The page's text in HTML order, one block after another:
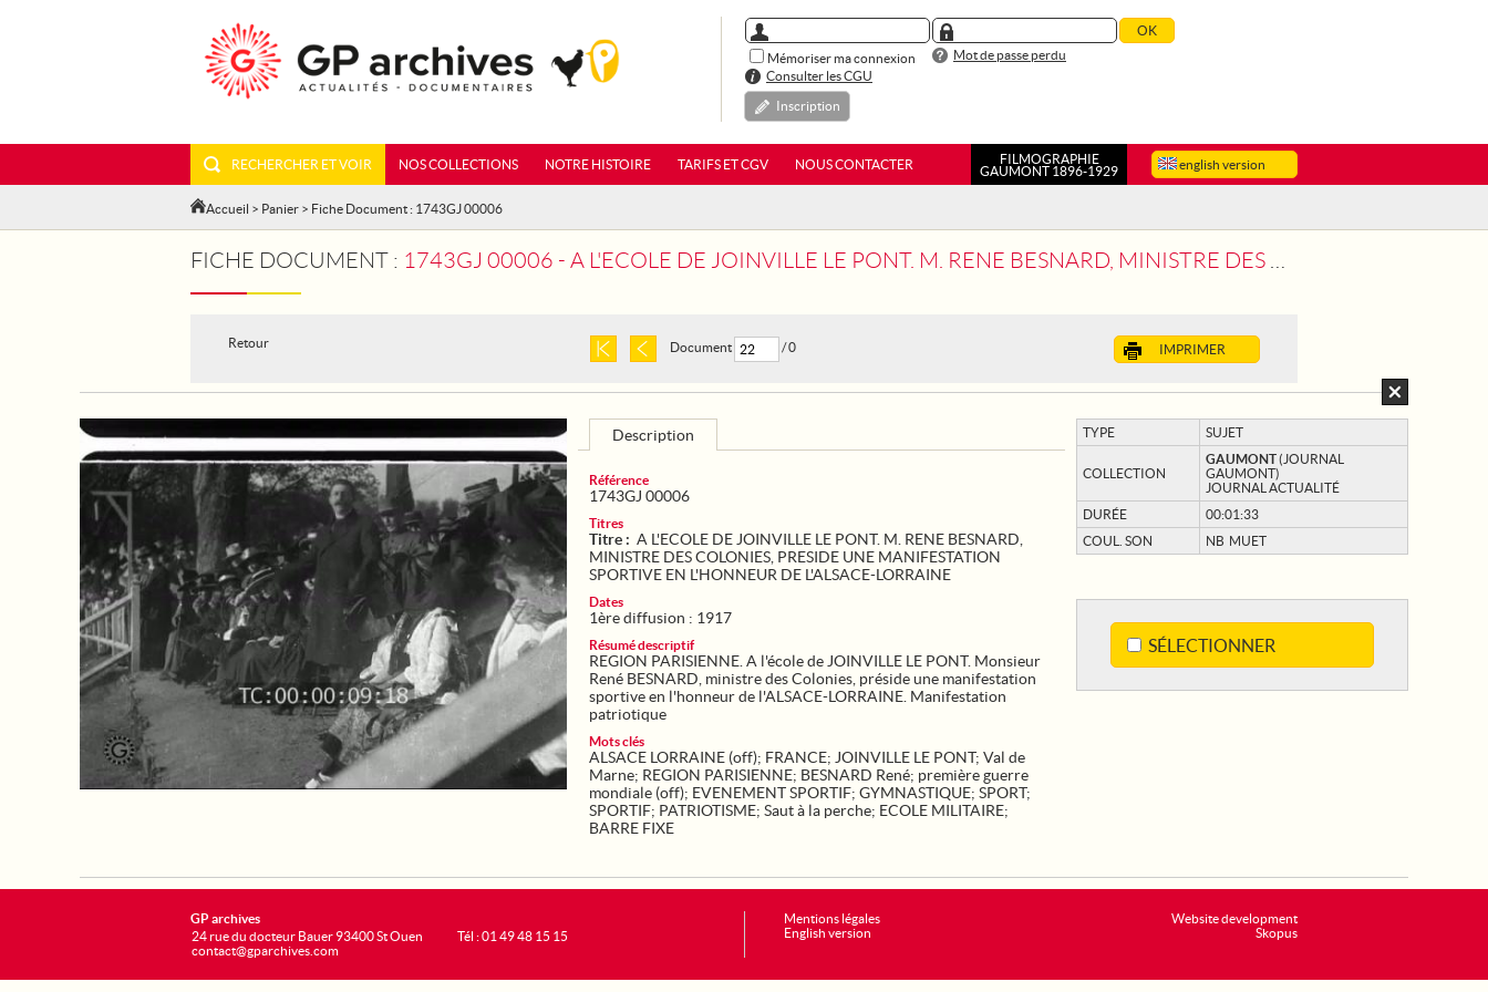
Mémoriser ma connexion
Mot de passe perdu
Consulter les CGU
Inscription
english version
RECHERCHER ET VOIR NOS COLLECTIONS NOTRE HISTOIRE TARIFS ET CGV NOUS CONTACTER
FILMOGRAPHIE
GAUMONT 1896-1929
Accueil > Panier > Fiche Document : 1743GJ 00006
FICHE DOCUMENT : 1743GJ 00006 - A L'ECOLE DE JOINVILLE LE PONT. M. RENE BESNARD, MINISTRE DES COLONIES, PRESIDE UNE MANIFESTATION SPORTIVE EN L'HONNEUR DE L'ALSACE-LORRAINE
Retour IMPRIMER
Document / 0
TYPE SUJET
COLLECTION
GAUMONT(JOURNAL
GAUMONT)
JOURNAL ACTUALITÉ
DURÉE
00:01:33
COUL. SON
NB MUET
SÉLECTIONNER
Description
Référence
1743GJ 00006
Titres
Titre : A L'ECOLE DE JOINVILLE LE PONT. M. RENE BESNARD,
MINISTRE DES COLONIES, PRESIDE UNE MANIFESTATION
SPORTIVE EN L'HONNEUR DE L'ALSACE-LORRAINE
Dates
1ère diffusion : 1917
Résumé descriptif
REGION PARISIENNE. A l'école de JOINVILLE LE PONT. Monsieur
René BESNARD, ministre des Colonies, préside une manifestation
sportive en l'honneur de l'ALSACE-LORRAINE. Manifestation
patriotique
Mots clés
ALSACE LORRAINE (off); FRANCE; JOINVILLE LE PONT; Val de
Marne; REGION PARISIENNE; BESNARD René; première guerre
mondiale (off); EVENEMENT SPORTIF; GYMNASTIQUE; SPORT;
SPORTIF; PATRIOTISME; Saut à la perche; ECOLE MILITAIRE;
BARRE FIXE
Website development
Skopus
GP archives
24 rue du docteur Bauer 93400 St Ouen
contact@gparchives.com
Tél : 01 49 48 15 15
Mentions légales
English version